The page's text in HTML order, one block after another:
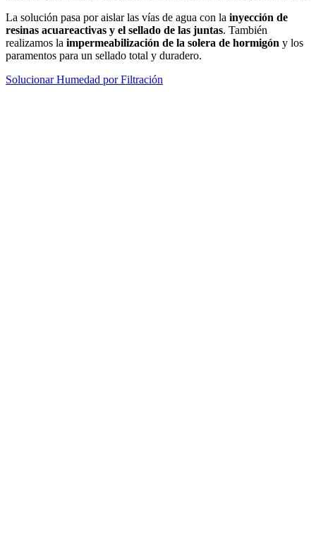
La solución pasa por aislar las vías de agua con la inyección de
resinas acuareactivas y el sellado de las juntas. También
realizamos la impermeabilización de la solera de hormigón y los
paramentos para un sellado total y duradero.
Solucionar Humedad por Filtración